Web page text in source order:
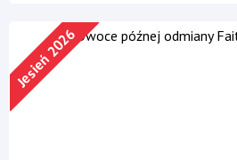
Jesień 2026